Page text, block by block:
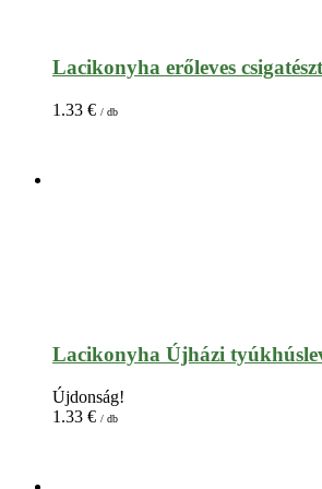
Lacikonyha erőleves
1.33 € / db
Lacikonyha Újházi
Újdonság!
1.33 € / db